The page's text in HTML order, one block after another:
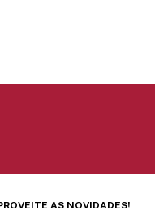
AS NOVIDADES!